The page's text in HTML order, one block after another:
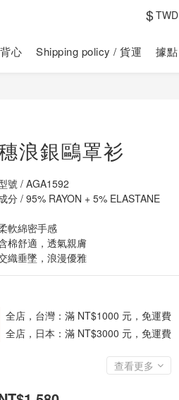
$TWD
心 Shipping policy / 貨運 據點
浪銀鷗罩衫
號 / AGA1592
分 / 95% RAYON + 5% ELASTANE
軟綿密手感
棉舒適，透氣親膚
織垂墜，浪漫優雅
全店，台灣：滿 NT$1000 元，免運費
全店，日本：滿 NT$3000 元，免運費
查看更多